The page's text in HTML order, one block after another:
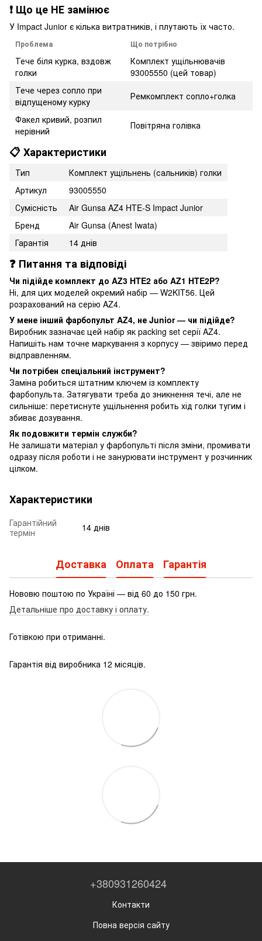
❗ Що це НЕ замінює
У Impact Junior є кілька витратників, і плутають їх часто.
Проблема Що потрібно
Тече біля курка, вздовж
голки
Комплект ущільнювачів
93005550 (цей товар)
Тече через сопло при
відпущеному курку
Ремкомплект сопло+голка
Факел кривий, розпил
нерівний
Повітряна голівка
📋 Характеристики
Тип
Комплект ущільнень (сальників) голки
Артикул
93005550
Сумісність
Air Gunsa AZ4 HTE-S Impact Junior
Бренд
Air Gunsa (Anest Iwata)
Гарантія
14 днів
❓ Питання та відповіді
Чи підійде комплект до AZ3 HTE2 або AZ1 HTE2P?
Ні, для цих моделей окремий набір — W2KIT56. Цей
розрахований на серію AZ4.
У мене інший фарбопульт AZ4, не Junior — чи підійде?
Виробник зазначає цей набір як packing set серії AZ4.
Напишіть нам точне маркування з корпусу — звіримо перед
відправленням.
Чи потрібен спеціальний інструмент?
Заміна робиться штатним ключем із комплекту
фарбопульта. Затягувати треба до зникнення течі, але не
сильніше: перетиснуте ущільнення робить хід голки тугим і
збиває дозування.
Як подовжити термін служби?
Не залишати матеріал у фарбопульті після зміни, промивати
одразу після роботи і не занурювати інструмент у розчинник
цілком.
Характеристики
Гарантійний
термін
14 днів
Доставка Оплата Гарантія
Нововю поштою по Україні — від 60 до 150 грн.
Детальніше про доставку і оплату.
Готівкою при отриманні.
Гарантія від виробника 12 місяців.
+380931260424
Контакти
Повна версія сайту